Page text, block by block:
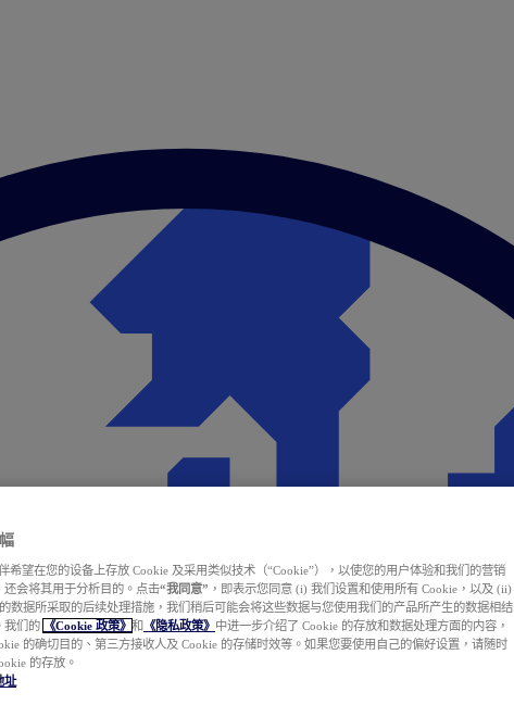
希望在您的设备上存放 Cookie 及采用类似技术（“Cookie”），以使您的用户体验和我们的营销
会将其用于分析目的。点击“我同意” ，即表示您同意 (i) 我们设置和使用所有 Cookie，以及 (ii)
数据所采取的后续处理措施，我们稍后可能会将这些数据与您使用我们的产品所产生的数据相结
我们的
《Cookie 政策》 和 《隐私政策》 中进一步介绍了 Cookie 的存放和数据处理方面的内容，
的确切目的、第三方接收人及 Cookie 的存储时效等。如果您要使用自己的偏好设置，请随时
的存放。
址